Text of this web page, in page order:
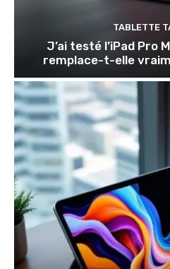
TABLETTE
J’ai testé l’iPad Pro
remplace-t-elle